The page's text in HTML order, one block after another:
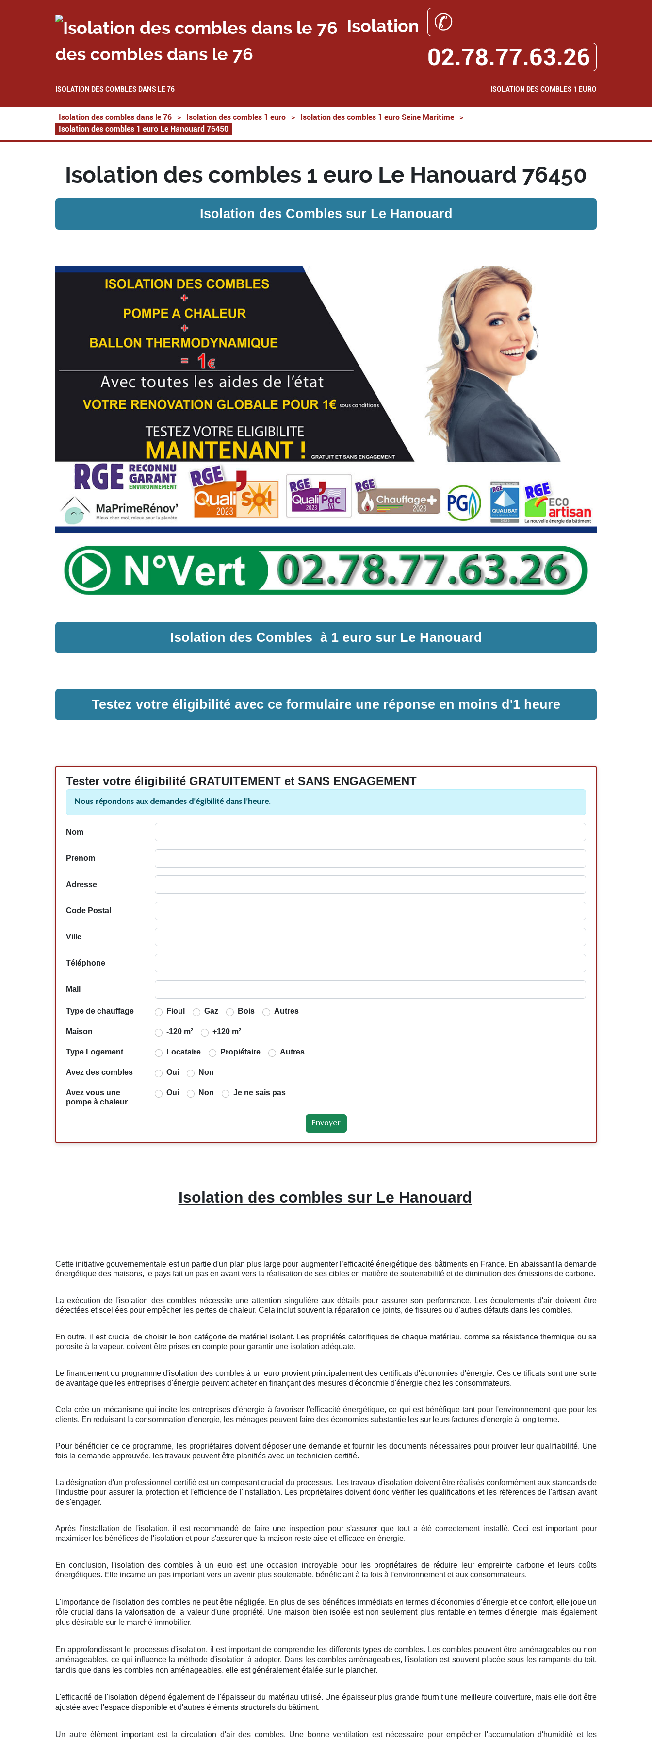
Isolation
des combles dans le 76
✆
02.78.77.63.26
ISOLATION DES COMBLES DANS LE 76 ISOLATION DES COMBLES 1 EURO
Isolation des combles dans le 76 > Isolation des combles 1 euro > Isolation des combles 1 euro Seine Maritime
>
Isolation des combles 1 euro Le Hanouard 76450
Isolation des combles 1 euro Le Hanouard 76450
Isolation des Combles sur Le Hanouard
Isolation des Combles à 1 euro sur Le Hanouard
Testez votre éligibilité avec ce formulaire une réponse en moins d'1 heure
Tester votre éligibilité GRATUITEMENT et SANS ENGAGEMENT
Nous répondons aux demandes d'égibilité dans l'heure.
Nom
Prenom
Adresse
Code Postal
Ville
Téléphone
Mail
Type de chauffage Fioul Gaz Bois Autres
Maison -120 m² +120 m²
Type Logement Locataire Propiétaire Autres
Avez des combles Oui Non
Avez vous une
pompe à chaleur
Oui Non Je ne sais pas
Isolation des combles sur Le Hanouard
Cette initiative gouvernementale est un partie d'un plan plus large pour augmenter l’efficacité énergétique des bâtiments en France. En abaissant la demande
énergétique des maisons, le pays fait un pas en avant vers la réalisation de ses cibles en matière de soutenabilité et de diminution des émissions de carbone.
La exécution de l'isolation des combles nécessite une attention singulière aux détails pour assurer son performance. Les écoulements d'air doivent être
détectées et scellées pour empêcher les pertes de chaleur. Cela inclut souvent la réparation de joints, de fissures ou d'autres défauts dans les combles.
En outre, il est crucial de choisir le bon catégorie de matériel isolant. Les propriétés calorifiques de chaque matériau, comme sa résistance thermique ou sa
porosité à la vapeur, doivent être prises en compte pour garantir une isolation adéquate.
Le financement du programme d'isolation des combles à un euro provient principalement des certificats d'économies d'énergie. Ces certificats sont une sorte
de avantage que les entreprises d'énergie peuvent acheter en finançant des mesures d'économie d'énergie chez les consommateurs.
Cela crée un mécanisme qui incite les entreprises d'énergie à favoriser l'efficacité énergétique, ce qui est bénéfique tant pour l'environnement que pour les
clients. En réduisant la consommation d'énergie, les ménages peuvent faire des économies substantielles sur leurs factures d'énergie à long terme.
Pour bénéficier de ce programme, les propriétaires doivent déposer une demande et fournir les documents nécessaires pour prouver leur qualifiabilité. Une
fois la demande approuvée, les travaux peuvent être planifiés avec un technicien certifié.
La désignation d'un professionnel certifié est un composant crucial du processus. Les travaux d'isolation doivent être réalisés conformément aux standards de
l'industrie pour assurer la protection et l'efficience de l'installation. Les propriétaires doivent donc vérifier les qualifications et les références de l'artisan avant
de s'engager.
Après l'installation de l'isolation, il est recommandé de faire une inspection pour s'assurer que tout a été correctement installé. Ceci est important pour
maximiser les bénéfices de l'isolation et pour s'assurer que la maison reste aise et efficace en énergie.
En conclusion, l'isolation des combles à un euro est une occasion incroyable pour les propriétaires de réduire leur empreinte carbone et leurs coûts
énergétiques. Elle incarne un pas important vers un avenir plus soutenable, bénéficiant à la fois à l'environnement et aux consommateurs.
L'importance de l'isolation des combles ne peut être négligée. En plus de ses bénéfices immédiats en termes d'économies d'énergie et de confort, elle joue un
rôle crucial dans la valorisation de la valeur d'une propriété. Une maison bien isolée est non seulement plus rentable en termes d'énergie, mais également
plus désirable sur le marché immobilier.
En approfondissant le processus d'isolation, il est important de comprendre les différents types de combles. Les combles peuvent être aménageables ou non
aménageables, ce qui influence la méthode d'isolation à adopter. Dans les combles aménageables, l'isolation est souvent placée sous les rampants du toit,
tandis que dans les combles non aménageables, elle est généralement étalée sur le plancher.
L'efficacité de l'isolation dépend également de l'épaisseur du matériau utilisé. Une épaisseur plus grande fournit une meilleure couverture, mais elle doit être
ajustée avec l'espace disponible et d'autres éléments structurels du bâtiment.
Un autre élément important est la circulation d'air des combles. Une bonne ventilation est nécessaire pour empêcher l'accumulation d'humidité et les